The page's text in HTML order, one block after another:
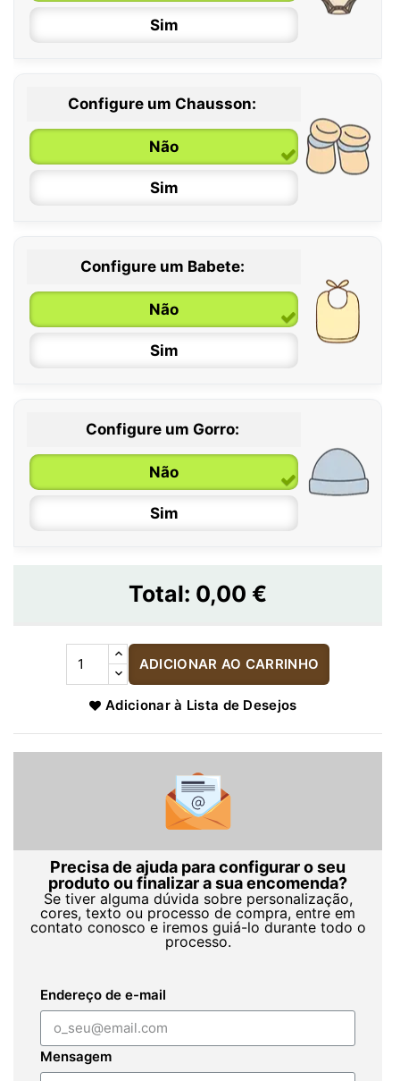
Sim
0 / 6 meses
6 / 12 meses
12 / 18 meses
Configure um Chausson:
Não
Sim
Configure um Babete:
Não
Sim
Configure um Gorro:
Não
Sim
Total: 0,00 €
ADICIONAR AO CARRINHO
Adicionar à Lista de Desejos
Precisa de ajuda para configurar o seu
produto ou finalizar a sua encomenda?
Se tiver alguma dúvida sobre personalização,
cores, texto ou processo de compra, entre em
contato conosco e iremos guiá-lo durante todo o
processo.
Endereço de e-mail
Mensagem